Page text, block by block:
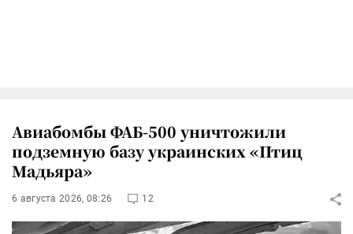
Авиабомбы ФАБ-500 уничтожили
подземную базу украинских «Птиц
Мадьяра»
6 августа 2026, 08:26 12